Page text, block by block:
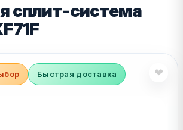
сплит-система
Быстрая доставка ❤